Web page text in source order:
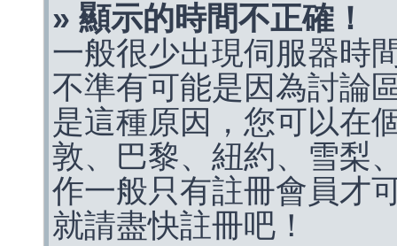
» 顯示的時間不正確！
一般很少出現伺服器時
不準有可能是因為討論
是這種原因，您可以在
敦、巴黎、紐約、雪梨
作一般只有註冊會員才
就請盡快註冊吧！